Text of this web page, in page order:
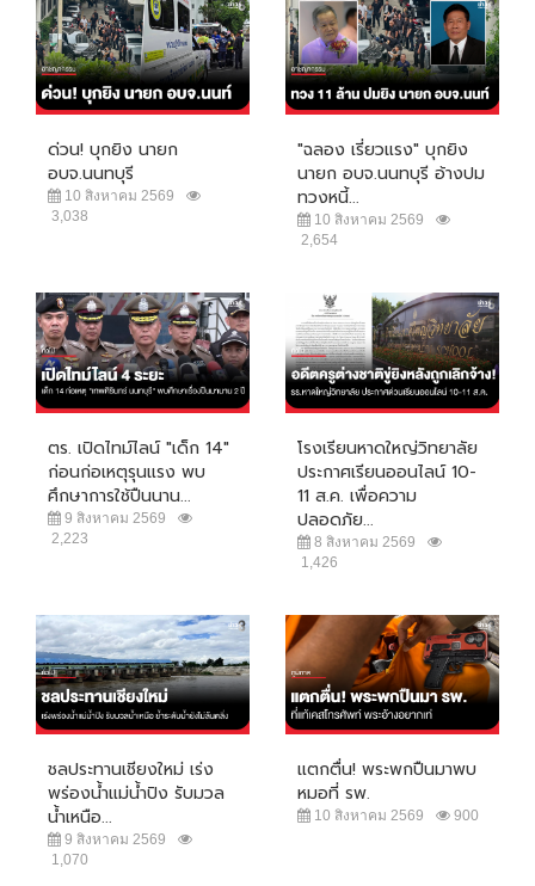
ด่วน! บุกยิง นายก
อบจ.นนทบุรี
10 สิงหาคม 2569
3,038
"ฉลอง เรี่ยวแรง" บุกยิง
นายก อบจ.นนทบุรี อ้างปม
ทวงหนี้...
10 สิงหาคม 2569
2,654
ตร. เปิดไทม์ไลน์ "เด็ก 14"
ก่อนก่อเหตุรุนแรง พบ
ศึกษาการใช้ปืนนาน...
9 สิงหาคม 2569
2,223
โรงเรียนหาดใหญ่วิทยาลัย
ประกาศเรียนออนไลน์ 10-
11 ส.ค. เพื่อความ
ปลอดภัย...
8 สิงหาคม 2569
1,426
ชลประทานเชียงใหม่ เร่ง
พร่องน้ำแม่น้ำปิง รับมวล
น้ำเหนือ...
9 สิงหาคม 2569
1,070
แตกตื่น! พระพกปืนมาพบ
หมอที่ รพ.
10 สิงหาคม 2569 900